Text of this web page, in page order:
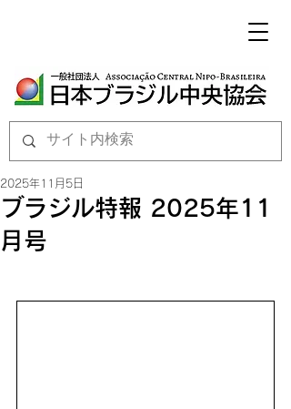
ブラジル特報 2025年11
月号
2025年11月5日